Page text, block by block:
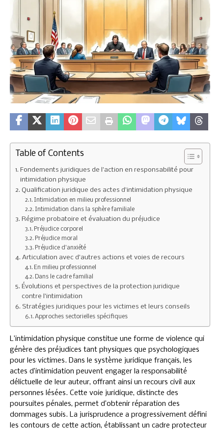
Table of Contents
Fondements juridiques de l’action en responsabilité pour
intimidation physique
Qualification juridique des actes d’intimidation physique
Intimidation en milieu professionnel
Intimidation dans la sphère familiale
Régime probatoire et évaluation du préjudice
Préjudice corporel
Préjudice moral
Préjudice d’anxiété
Articulation avec d’autres actions et voies de recours
En milieu professionnel
Dans le cadre familial
Évolutions et perspectives de la protection juridique
contre l’intimidation
Stratégies juridiques pour les victimes et leurs conseils
Approches sectorielles spécifiques
L’intimidation physique constitue une forme de violence qui
génère des préjudices tant physiques que psychologiques
pour les victimes. Dans le système juridique français, les
actes d’intimidation peuvent engager la responsabilité
délictuelle de leur auteur, offrant ainsi un recours civil aux
personnes lésées. Cette voie juridique, distincte des
poursuites pénales, permet d’obtenir réparation des
dommages subis. La jurisprudence a progressivement défini
les contours de cette action, établissant un cadre protecteur